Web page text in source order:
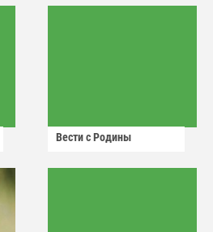
Вести с Родины